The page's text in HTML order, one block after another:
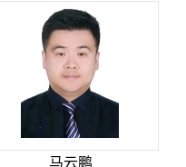
马云鹏